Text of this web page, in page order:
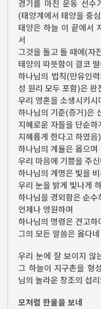
경기를 마친 운동 선수
(태양계에서 태양을 중
태양은 하늘 이 끝에서
서
그것을 돌고 돌 때에(자
태양의 따뜻함이 결코
하나님의 법칙(만유인
성 원리 모두 포함)은 완
우리 영혼을 소생시키시
하나님의 기준(증거)은
지혜로운 자들을 단순
지혜롭게 한다고 하였음)
하나님의 계율은 옳으며
우리 마음에 기쁨을 주
하나님의 계명은 빛을
우리 눈을 밝게 빛나게
하나님을 경외함은 순수
언제나 영원하며
하나님의 명령은 견고하
그의 모든 말씀은 옳다네
우리 눈에 잘 보이지 않
그 하늘이 지구촌을 형
님의 놀라운 창조의 섭
모처럼 한울을 보네